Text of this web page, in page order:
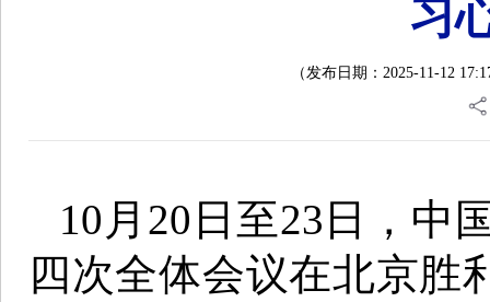
习
（发布日期：2025-11-12
10月20日至23日，中
四次全体会议在北京胜